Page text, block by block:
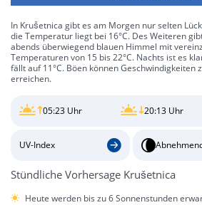
In Krušetnica gibt es am Morgen nur selten
die Temperatur liegt bei 16°C. Des Weiteren
abends überwiegend blauen Himmel mit
Temperaturen von 15 bis 22°C. Nachts ist es
fällt auf 11°C. Böen können Geschwindigkeiten
erreichen.
05:23 Uhr 20:13 Uhr
UV-Index
Stündliche Vorhersage Krušetnica
Heute werden bis zu 6 Sonnenstunden